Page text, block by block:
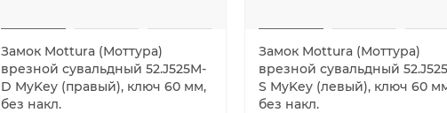
Замок Mottura (Моттура)
врезной сувальдный 52.J525M-
D MyKey (правый), ключ 60 мм,
без накл.
Замок Mottura (Моттура)
врезной сувальдный
S MyKey (левый), ключ 60
без накл.